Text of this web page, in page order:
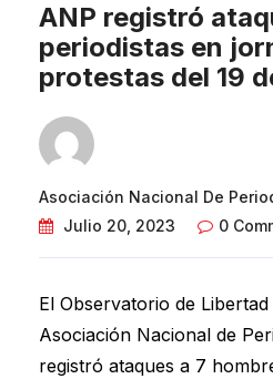
ANP registró
periodistas en
protestas del 19
Asociación Nacional De
Julio 20, 2023
0
El Observatorio de
Asociación Nacional de
registró ataques a 7